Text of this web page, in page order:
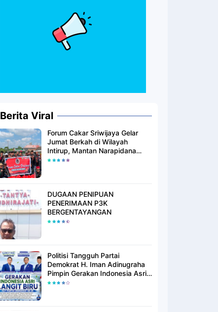
Berita Viral
Forum Cakar Sriwijaya Gelar
Jumat Berkah di Wilayah
Intirup, Mantan Narapidana
yang Telah Berhijrah Turut
DUGAAN PENIPUAN
PENERIMAAN P3K
BERGENTAYANGAN
Politisi Tangguh Partai
Demokrat H. Iman Adinugraha
Pimpin Gerakan Indonesia Asri
Langit Biru Di Pantai Citepus